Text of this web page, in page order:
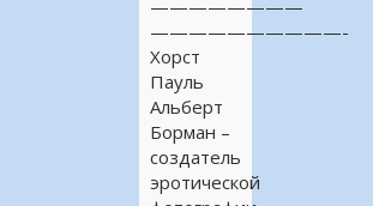
————————
——————————-
Хорст
Пауль
Альберт
Борман –
создатель
эротической